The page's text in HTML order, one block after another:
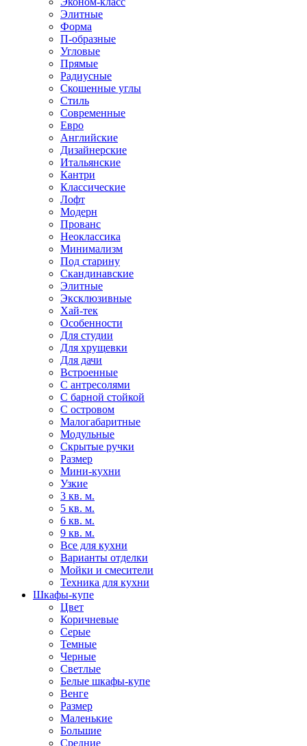
Элитные
Форма
П-образные
Угловые
Прямые
Радиусные
Скошенные углы
Стиль
Современные
Евро
Английские
Дизайнерские
Итальянские
Кантри
Классические
Лофт
Модерн
Прованс
Неоклассика
Минимализм
Под старину
Скандинавские
Элитные
Эксклюзивные
Хай-тек
Особенности
Для студии
Для хрущевки
Для дачи
Встроенные
С антресолями
С барной стойкой
С островом
Малогабаритные
Модульные
Скрытые ручки
Размер
Мини-кухни
Узкие
3 кв. м.
5 кв. м.
6 кв. м.
9 кв. м.
Все для кухни
Варианты отделки
Мойки и смесители
Техника для кухни
Шкафы-купе
Цвет
Коричневые
Серые
Темные
Черные
Светлые
Белые шкафы-купе
Венге
Размер
Маленькие
Большие
Средние